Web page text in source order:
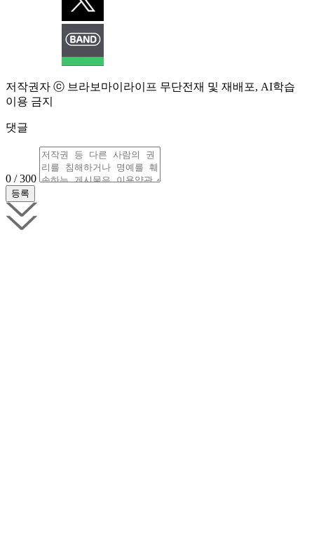
저작권자 ⓒ 브라보마이라이프 무단전재 및 재배포, AI학습
이용 금지
댓글
0 / 300